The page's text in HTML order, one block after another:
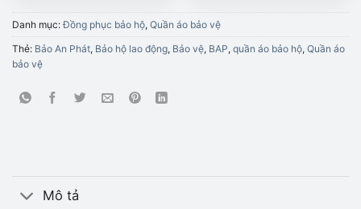
Danh mục:Đồng phục bảo hộ, Quần áo bảo vệ
Thẻ: Bảo An Phát, Bảo hộ lao động, Bảo vệ, BAP, quần áo bảo hộ, Quần áo
bảo vệ
Mô tả